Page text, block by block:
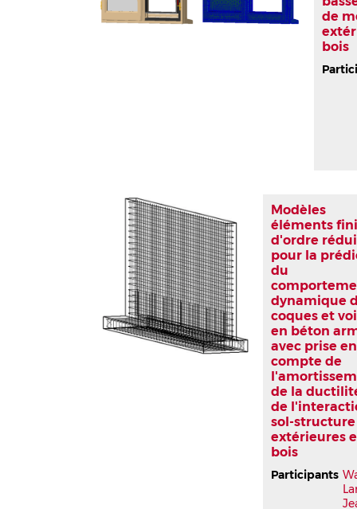
de
bois
Modèles
éléments
d'ordre
pour la
du
dynamique
coques et
en béton
avec prise en
compte de
de la
de
sol-structure
extérieures
bois
Participants